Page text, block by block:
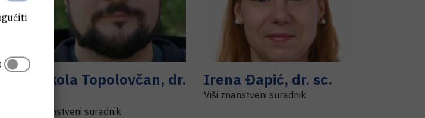
Nikola Topolovčan, dr.
Znanstveni suradnik
Irena Đapić, dr. sc.
Viši znanstveni suradnik